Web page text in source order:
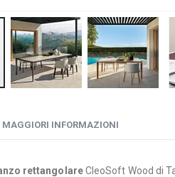
rettangolareCleoSoft Wood di
MAGGIORI INFORMAZIONI